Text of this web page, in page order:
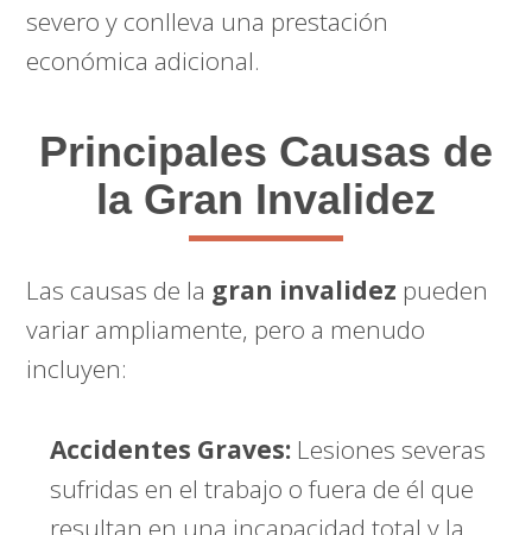
severo y conlleva una prestación
económica adicional.
Principales Causas de
la Gran Invalidez
Las causas de la gran invalidez pueden
variar ampliamente, pero a menudo
incluyen:
Accidentes Graves: Lesiones severas
sufridas en el trabajo o fuera de él que
resultan en una incapacidad total y la